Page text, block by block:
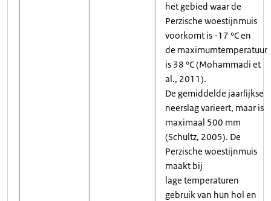
het gebied waar de
Perzische woestijnmuis
voorkomt is -17 °C en
de maximumtemperatuur
is 38 °C (Mohammadi et
al., 2011).
De gemiddelde jaarlijkse
neerslag varieert, maar is
maximaal 500 mm
(Schultz, 2005). De
Perzische woestijnmuis
maakt bij
lage temperaturen
gebruik van hun hol en